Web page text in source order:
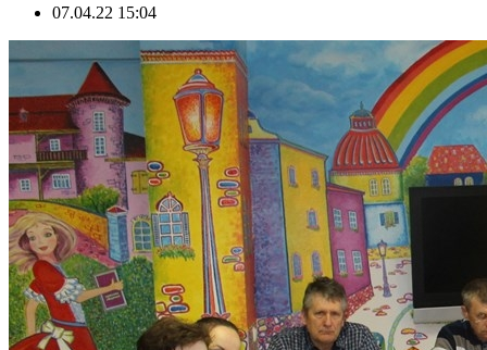
07.04.22 15:04